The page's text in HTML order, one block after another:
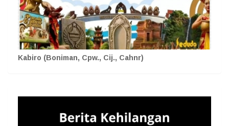
Kabiro (Boniman, Cpw., Cij., Cahnr)